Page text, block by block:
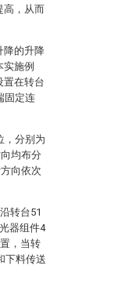
高，从而
降的升降
施例
置在转台
固定连
，分别为
均布分
向依次
转台51
器组件4
，当转
下料传送